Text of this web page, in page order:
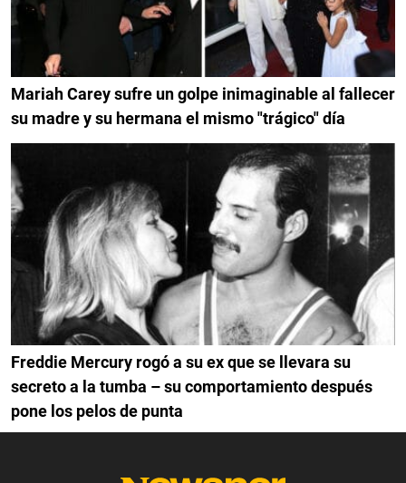
Mariah Carey sufre un golpe inimaginable al fallecer
su madre y su hermana el mismo "trágico" día
Freddie Mercury rogó a su ex que se llevara su
secreto a la tumba – su comportamiento después
pone los pelos de punta